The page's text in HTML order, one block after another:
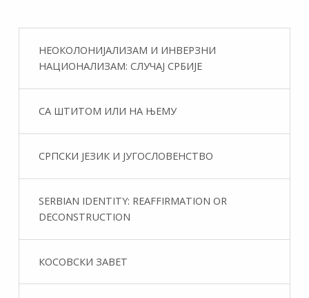
НЕОКОЛОНИЈАЛИЗАМ И ИНВЕРЗНИ
НАЦИОНАЛИЗАМ: СЛУЧАЈ СРБИЈЕ
СА ШТИТОМ ИЛИ НА ЊЕМУ
СРПСКИ ЈЕЗИК И ЈУГОСЛОВЕНСТВО
SERBIAN IDENTITY: REAFFIRMATION OR
DECONSTRUCTION
КОСОВСКИ ЗАВЕТ